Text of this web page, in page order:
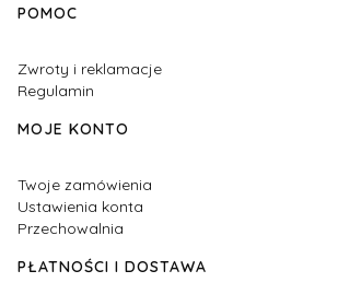
Linki w stopce
POMOC
Zwroty i reklamacje
Regulamin
MOJE KONTO
Twoje zamówienia
Ustawienia konta
Przechowalnia
PŁATNOŚCI I DOSTAWA